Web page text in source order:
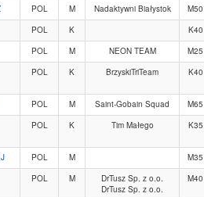
POL M Nadaktywni Białystok
M50
POL K
K40
POL M NEON TEAM
M25
POL K BrzyskiTriTeam K40
POL M Saint-Gobain Squad
M65
POL K Tim Małego K35
POL M
M35
POL M
DrTusz Sp. z o.o.
DrTusz Sp. z o.o.
M40